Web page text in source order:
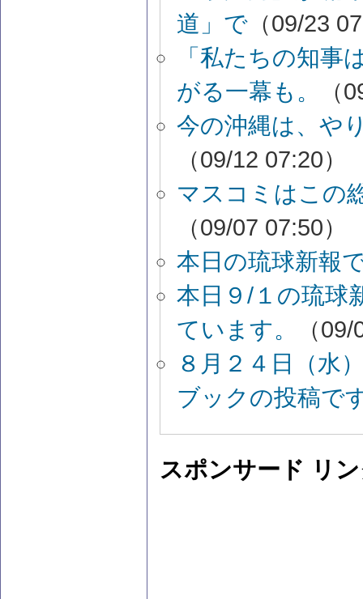
道」で （09/23
「私たちの知事
がる一幕も。
（
今の沖縄は、や
（09/12 07:20）
マスコミはこの
（09/07 07:50）
本日の琉球新報
本日９/１の琉球
ています。
（
８月２４日（水
ブックの投稿で
スポンサード リ